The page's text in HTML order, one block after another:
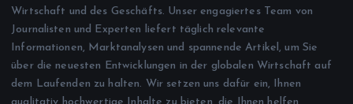
Wirtschaft und des Geschäfts. Unser engagiertes Team von
Journalisten und Experten liefert täglich relevante
Informationen, Marktanalysen und spannende Artikel, um Sie
über die neuesten Entwicklungen in der globalen Wirtschaft auf
dem Laufenden zu halten. Wir setzen uns dafür ein, Ihnen